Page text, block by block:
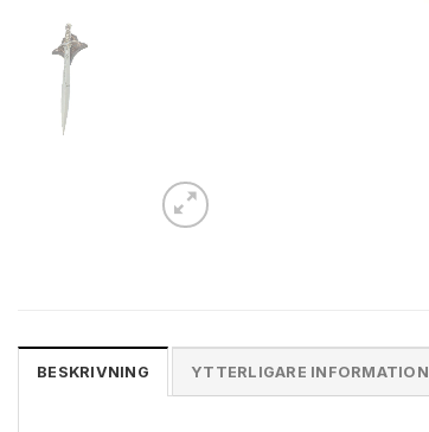
BESKRIVNING YTTERLIGARE INFORMATION